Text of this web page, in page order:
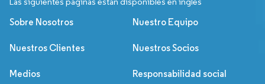
Sobre Nosotros Nuestro Equipo
Nuestros Clientes Nuestros Socios
Medios Responsabilidad social